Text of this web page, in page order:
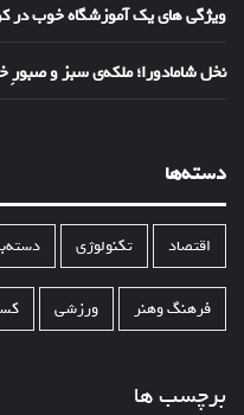
ویژگی های یک آموزشگاه خوب در
نخل شامادورا؛ ملکه‌ی سبز و صبورِ
دسته‌ها
اقتصاد تکنولوژی
فرهنگ وهنر ورزشی
برچسب ها